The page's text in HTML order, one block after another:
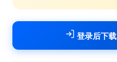
登录后下载